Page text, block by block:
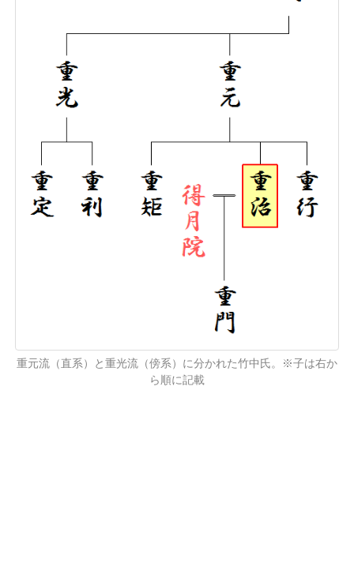
重元流（直系）と重光流（傍系）に分かれた竹中氏。※子は右か
ら順に記載